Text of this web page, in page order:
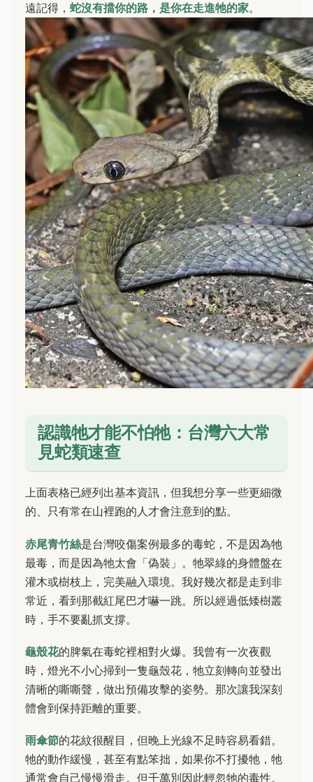
遠記得， 蛇沒有擋你的路，是你在走進牠的家。
認識牠才能不怕牠：台灣六大常
見蛇類速查
上面表格已經列出基本資訊，但我想分享一些更細微
的、只有常在山裡跑的人才會注意到的點。
赤尾青竹絲是台灣咬傷案例最多的毒蛇，不是因為牠
最毒，而是因為牠太會「偽裝」。牠翠綠的身體盤在
灌木或樹枝上，完美融入環境。我好幾次都是走到非
常近，看到那截紅尾巴才嚇一跳。所以經過低矮樹叢
時，手不要亂抓支撐。
龜殼花的脾氣在毒蛇裡相對火爆。我曾有一次夜觀
時，燈光不小心掃到一隻龜殼花，牠立刻轉向並發出
清晰的嘶嘶聲，做出預備攻擊的姿勢。那次讓我深刻
體會到保持距離的重要。
雨傘節的花紋很醒目，但晚上光線不足時容易看錯。
牠的動作緩慢，甚至有點笨拙，如果你不打擾牠，牠
通常會自己慢慢滑走。但千萬別因此輕忽牠的毒性。